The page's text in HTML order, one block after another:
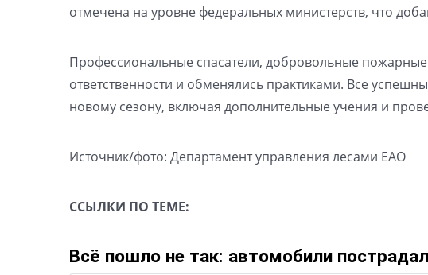
отмечена на уровне федеральных министерств, что
Профессиональные спасатели, добровольные
ответственности и обменялись практиками. Все
новому сезону, включая дополнительные учения и
Источник/фото: Департамент управления лесами ЕАО
ССЫЛКИ ПО ТЕМЕ:
Всё пошло не так: автомобили